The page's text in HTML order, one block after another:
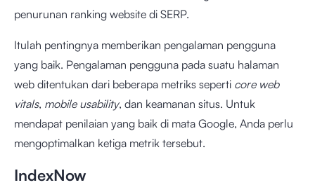
penurunan ranking website di SERP.
Itulah pentingnya memberikan pengalaman pengguna
yang baik. Pengalaman pengguna pada suatu halaman
web ditentukan dari beberapa metriks seperti core web
vitals, mobile usability, dan keamanan situs. Untuk
mendapat penilaian yang baik di mata Google, Anda perlu
mengoptimalkan ketiga metrik tersebut.
IndexNow